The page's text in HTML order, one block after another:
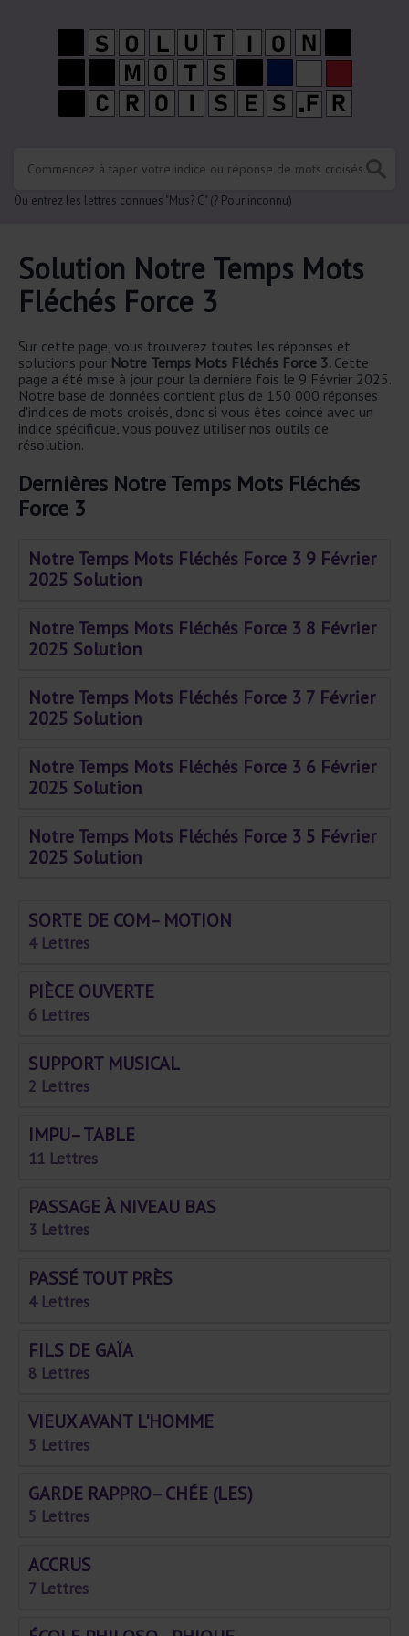
Ou entrez les lettres connues "Mus? C" (? Pour inconnu)
Solution Notre Temps Mots
Fléchés Force 3
Sur cette page, vous trouverez toutes les réponses et
solutions pour Notre Temps Mots Fléchés Force 3. Cette
page a été mise à jour pour la dernière fois le 9 Février 2025.
Notre base de données contient plus de 150 000 réponses
d'indices de mots croisés, donc si vous êtes coincé avec un
indice spécifique, vous pouvez utiliser nos outils de
résolution.
Dernières Notre Temps Mots Fléchés
Force 3
Notre Temps Mots Fléchés Force 3 9 Février
2025 Solution
Notre Temps Mots Fléchés Force 3 8 Février
2025 Solution
Notre Temps Mots Fléchés Force 3 7 Février
2025 Solution
Notre Temps Mots Fléchés Force 3 6 Février
2025 Solution
Notre Temps Mots Fléchés Force 3 5 Février
2025 Solution
SORTE DE COM– MOTION
4 Lettres
PIÈCE OUVERTE
6 Lettres
SUPPORT MUSICAL
2 Lettres
IMPU– TABLE
11 Lettres
PASSAGE À NIVEAU BAS
3 Lettres
PASSÉ TOUT PRÈS
4 Lettres
FILS DE GAÏA
8 Lettres
VIEUX AVANT L'HOMME
5 Lettres
GARDE RAPPRO– CHÉE (LES)
5 Lettres
ACCRUS
7 Lettres